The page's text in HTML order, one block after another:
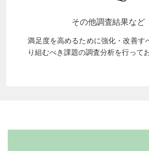
その他調査結果など
満足度を高めるために強化・改善す
り組むべき課題の調査分析を行って